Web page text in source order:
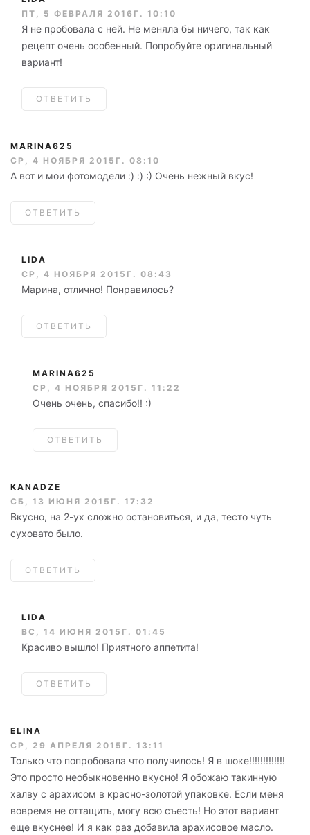
ПТ, 5 ФЕВРАЛЯ 2016Г. 10:10
Я не пробовала с ней. Не меняла бы ничего, так как
рецепт очень особенный. Попробуйте оригинальный
вариант!
ОТВЕТИТЬ
MARINA625
СР, 4 НОЯБРЯ 2015Г. 08:10
А вот и мои фотомодели :) :) :) Очень нежный вкус!
ОТВЕТИТЬ
LIDA
СР, 4 НОЯБРЯ 2015Г. 08:43
Марина, отлично! Понравилось?
ОТВЕТИТЬ
MARINA625
СР, 4 НОЯБРЯ 2015Г. 11:22
Очень очень, спасибо!! :)
ОТВЕТИТЬ
KANADZE
СБ, 13 ИЮНЯ 2015Г. 17:32
Вкусно, на 2-ух сложно остановиться, и да, тесто чуть
суховато было.
ОТВЕТИТЬ
LIDA
ВС, 14 ИЮНЯ 2015Г. 01:45
Красиво вышло! Приятного аппетита!
ОТВЕТИТЬ
ELINA
СР, 29 АПРЕЛЯ 2015Г. 13:11
Только что попробовала что получилось! Я в шоке!!!!!!!!!!!!!
Это просто необыкновенно вкусно! Я обожаю такинную
халву с арахисом в красно-золотой упаковке. Если меня
вовремя не оттащить, могу всю съесть! Но этот вариант
еще вкуснее! И я как раз добавила арахисовое масло.